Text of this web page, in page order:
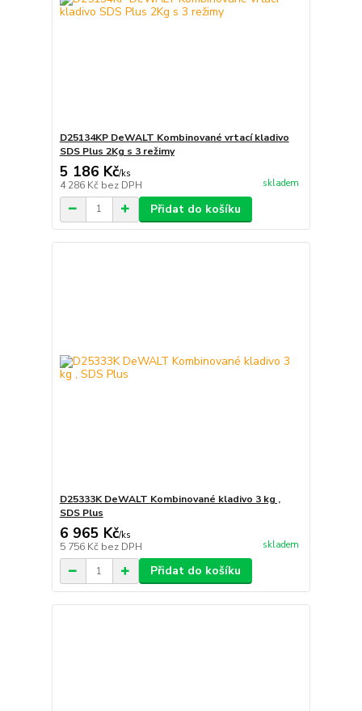
D25134KP DeWALT Kombinované vrtací kladivo
SDS Plus 2Kg s 3 režimy
5 186 Kč/ks
4 286 Kč bez DPH skladem
Přidat do košíku
D25333K DeWALT Kombinované kladivo 3 kg ,
SDS Plus
6 965 Kč/ks
5 756 Kč bez DPH skladem
Přidat do košíku